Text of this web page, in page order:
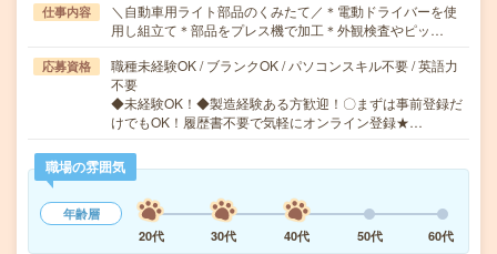
仕事内容
＼自動車用ライト部品のくみたて／＊電動ドライバーを使
用し組立て＊部品をプレス機で加工＊外観検査やピッ…
応募資格
職種未経験OK / ブランクOK / パソコンスキル不要 / 英語力
不要
◆未経験OK！◆製造経験ある方歓迎！〇まずは事前登録だ
けでもOK！履歴書不要で気軽にオンライン登録★…
職場の雰囲気
年齢層
20代
30代 40代 50代 60代